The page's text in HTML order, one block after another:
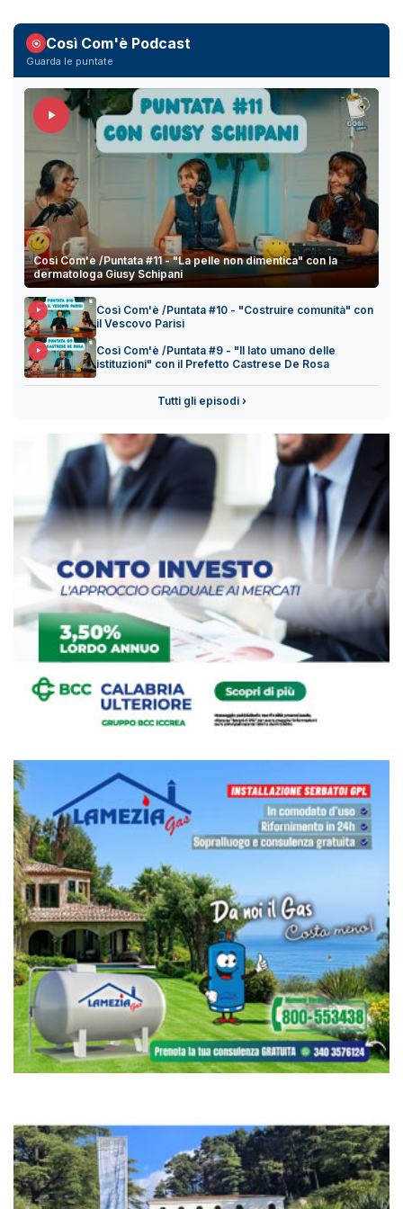
Così Com'è Podcast
Guarda le puntate
Così Com'è /Puntata #11 - "La pelle non dimentica" con la
dermatologa Giusy Schipani
Così Com'è /Puntata #10 - "Costruire comunità" con
il Vescovo Parisi
Così Com'è /Puntata #9 - "Il lato umano delle
istituzioni" con il Prefetto Castrese De Rosa
Tutti gli episodi ›